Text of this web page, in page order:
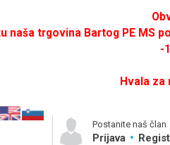
naša trgovina Bartog PE MS
-
Hvala za
Postanite naš član
Prijava